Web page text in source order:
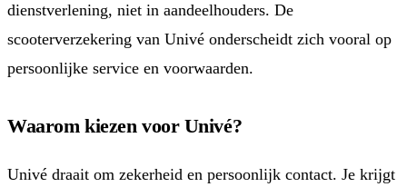
dienstverlening, niet in aandeelhouders. De
scooterverzekering van Univé onderscheidt zich vooral op
persoonlijke service en voorwaarden.
Waarom kiezen voor Univé?
Univé draait om zekerheid en persoonlijk contact. Je krijgt